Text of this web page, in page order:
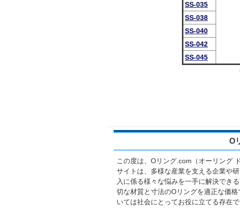
SS-035
SS-038
SS-040
SS-042
SS-045
O
この度は、Oリング.com（オーリング
サイトは、多様な産業を支える企業や
入に係る様々な悩みを一手に解決でき
切な材質と寸法のOリングを適正な価
いては社会にとってお役に立てる存在